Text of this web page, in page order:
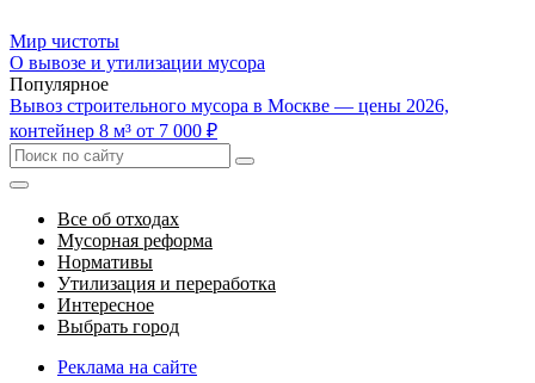
Мир чистоты
О вывозе и утилизации мусора
Популярное
Вывоз строительного мусора в Москве — цены 2026,
контейнер 8 м³ от 7 000 ₽
Все об отходах
Мусорная реформа
Нормативы
Утилизация и переработка
Интересное
Выбрать город
Реклама на сайте